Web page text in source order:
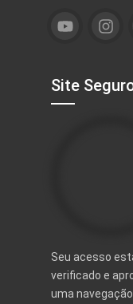
Site
Seu acesso
verificado e
uma